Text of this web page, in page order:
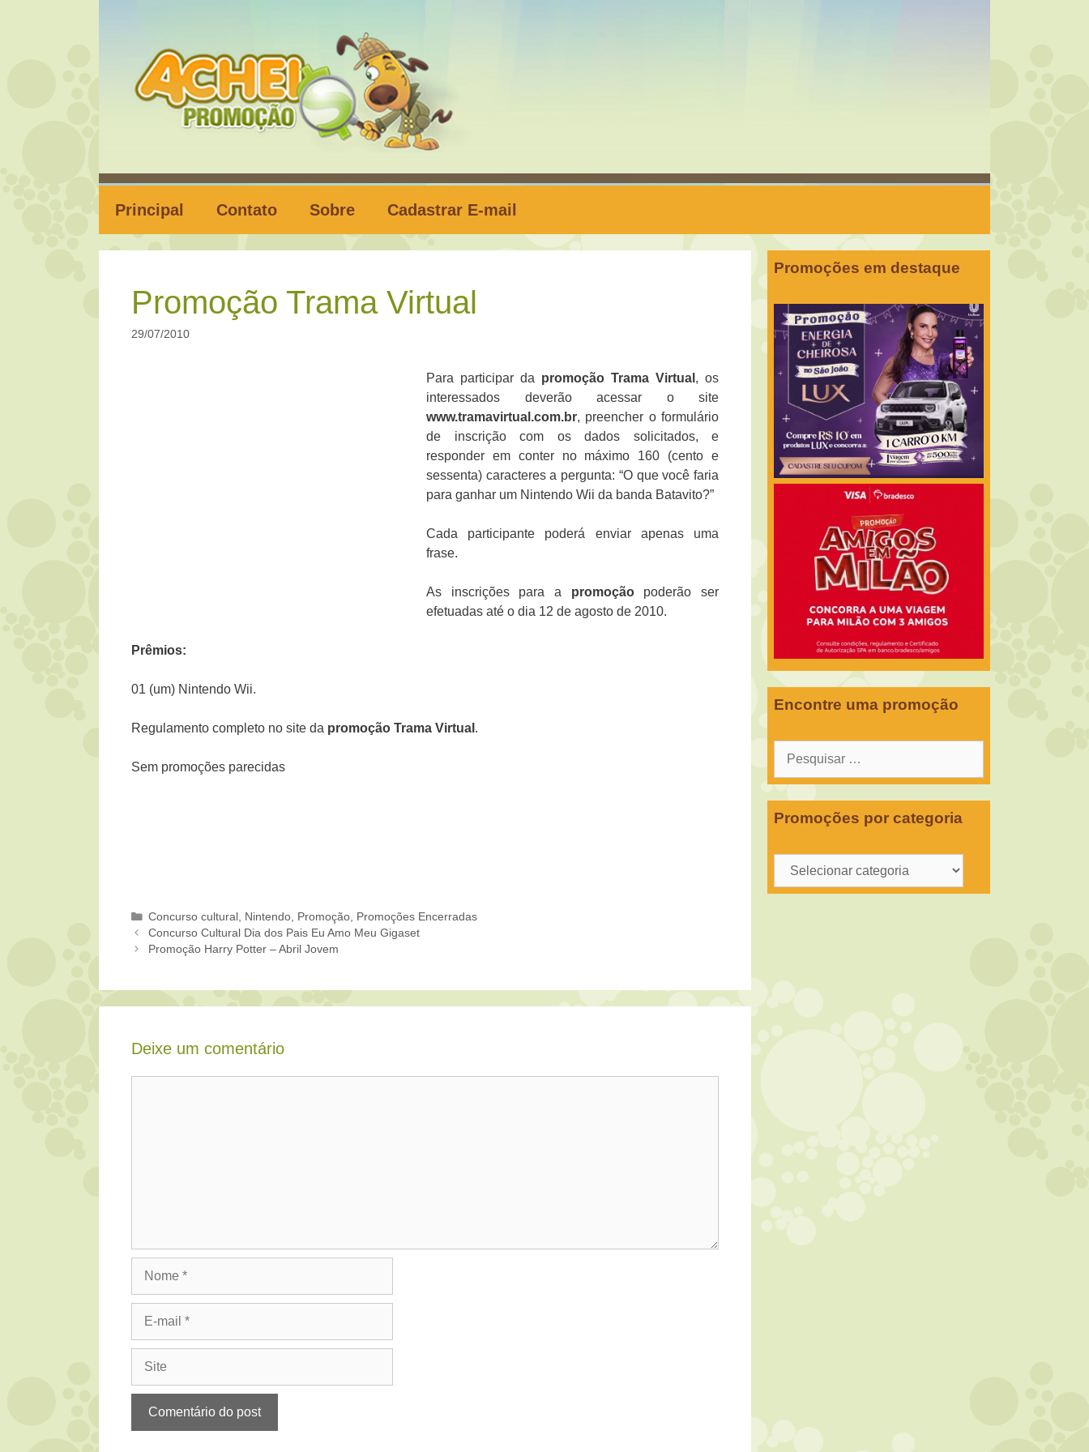
Principal Contato Sobre Cadastrar E-mail
Promoção Trama Virtual
29/07/2010
Para participar da promoção Trama Virtual , os
interessados deverão acessar o site
www.tramavirtual.com.br, preencher o formulário
de inscrição com os dados solicitados, e
responder em conter no máximo 160 (cento e
sessenta) caracteres a pergunta: “O que você faria
para ganhar um Nintendo Wii da banda Batavito?”
Cada participante poderá enviar apenas uma
frase.
As inscrições para a promoçãopoderão ser
efetuadas até o dia 12 de agosto de 2010.
Prêmios:
01 (um) Nintendo Wii.
Regulamento completo no site da promoção Trama Virtual .
Sem promoções parecidas
Categorias
Concurso cultural Nintendo Promoção Promoções Encerradas
Concurso Cultural Dia dos Pais Eu Amo Meu Gigaset
Promoção Harry Potter – Abril Jovem
Deixe um comentário
Promoções em destaque
Encontre uma promoção
Pesquisar
Promoções por categoria
Promoções
por